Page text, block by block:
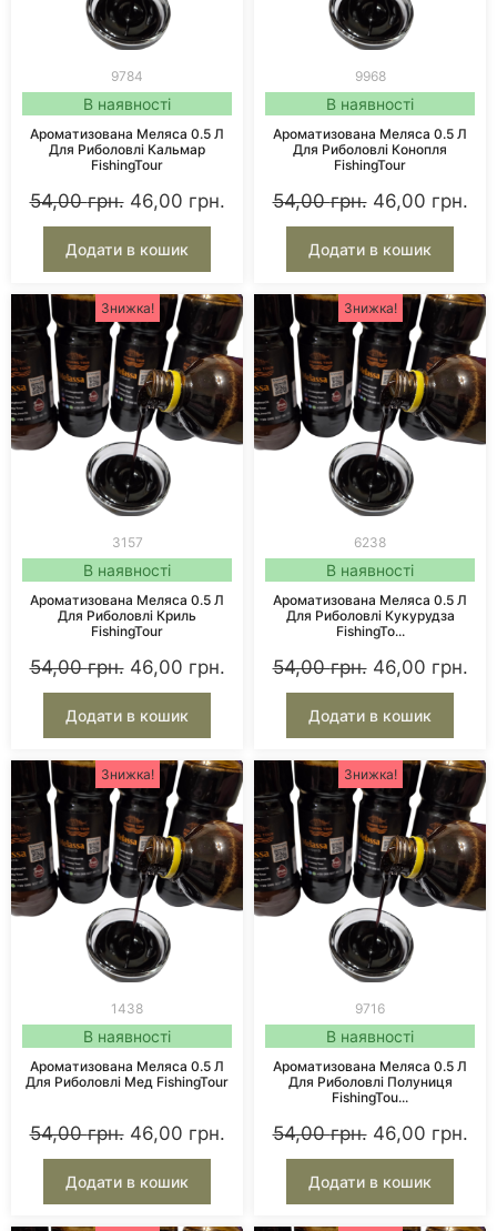
9784
В наявності
Ароматизована Меляса 0.5 Л
Для Риболовлі Кальмар
FishingTour
54,00грн. 46,00 грн.
Додати в кошик
9968
В наявності
Ароматизована Меляса 0.5 Л
Для Риболовлі Конопля
FishingTour
54,00грн. 46,00 грн.
Додати в кошик
Знижка!
3157
В наявності
Ароматизована Меляса 0.5 Л
Для Риболовлі Криль
FishingTour
54,00грн. 46,00 грн.
Додати в кошик
Знижка!
6238
В наявності
Ароматизована Меляса 0.5 Л
Для Риболовлі Кукурудза
FishingTo...
54,00грн. 46,00 грн.
Додати в кошик
Знижка!
1438
В наявності
Ароматизована Меляса 0.5 Л
Для Риболовлі Мед FishingTour
54,00грн. 46,00 грн.
Додати в кошик
Знижка!
9716
В наявності
Ароматизована Меляса 0.5 Л
Для Риболовлі Полуниця
FishingTou...
54,00грн. 46,00 грн.
Додати в кошик